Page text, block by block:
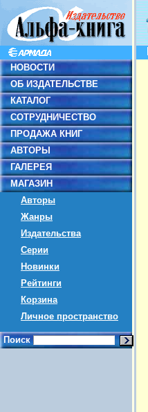
НОВОСТИ
ОБ ИЗДАТЕЛЬСТВЕ
КАТАЛОГ
СОТРУДНИЧЕСТВО
ПРОДАЖА КНИГ
АВТОРЫ
ГАЛЕРЕЯ
МАГАЗИН
Авторы
Жанры
Издательства
Серии
Новинки
Рейтинги
Корзина
Личное пространство
Поиск